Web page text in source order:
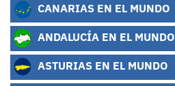
CANARIAS EN EL MUNDO
ANDALUCÍA EN EL MUNDO
ASTURIAS EN EL MUNDO